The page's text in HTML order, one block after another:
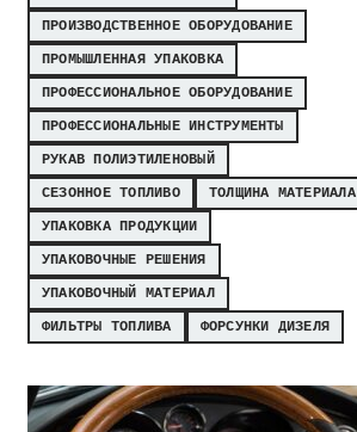
ПРОИЗВОДСТВЕННОЕ ОБОРУДОВАНИЕ
ПРОМЫШЛЕННАЯ УПАКОВКА
ПРОФЕССИОНАЛЬНОЕ ОБОРУДОВАНИЕ
ПРОФЕССИОНАЛЬНЫЕ ИНСТРУМЕНТЫ
РУКАВ ПОЛИЭТИЛЕНОВЫЙ
СЕЗОННОЕ ТОПЛИВО
ТОЛЩИНА МАТЕРИАЛА
УПАКОВКА ПРОДУКЦИИ
УПАКОВОЧНЫЕ РЕШЕНИЯ
УПАКОВОЧНЫЙ МАТЕРИАЛ
ФИЛЬТРЫ ТОПЛИВА
ФОРСУНКИ ДИЗЕЛЯ